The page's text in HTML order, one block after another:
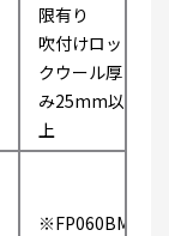
限有り
吹付けロッ
クウール厚
み25mm以
上
※FP060BM-